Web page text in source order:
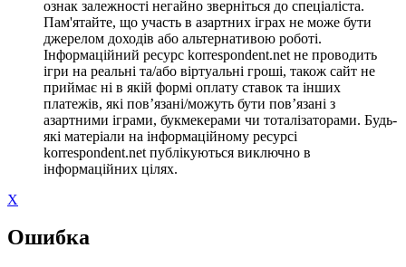
ознак залежності негайно зверніться до спеціаліста.
Пам'ятайте, що участь в азартних іграх не може бути
джерелом доходів або альтернативою роботі.
Інформаційний ресурс korrespondent.net не проводить
ігри на реальні та/або віртуальні гроші, також сайт не
приймає ні в якій формі оплату ставок та інших
платежів, які пов’язані/можуть бути пов’язані з
азартними іграми, букмекерами чи тоталізаторами. Будь-
які матеріали на інформаційному ресурсі
korrespondent.net публікуються виключно в
інформаційних цілях.
X
Ошибка